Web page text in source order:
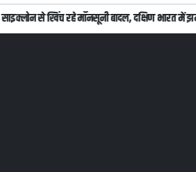
साइक्लोन से खिंच रहे मॉनसूनी बादल, दक्षिण भारत में